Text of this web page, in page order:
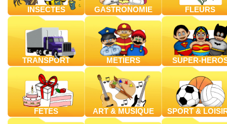
INSECTES GASTRONOMIE FLEURS
TRANSPORT METIERS SUPER-
FETES ART & MUSIQUE SPORT &